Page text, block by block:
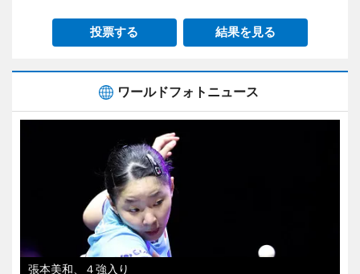
投票する 結果を見る
ワールドフォトニュース
張本美和、４強入り